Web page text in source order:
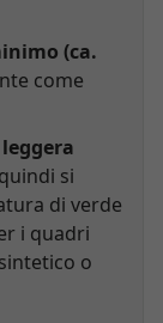
(ca.
come
si
di verde
i quadri
o